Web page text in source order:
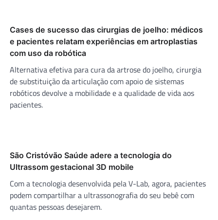
Cases de sucesso das cirurgias de joelho: médicos
e pacientes relatam experiências em artroplastias
com uso da robótica
Alternativa efetiva para cura da artrose do joelho, cirurgia
de substituição da articulação com apoio de sistemas
robóticos devolve a mobilidade e a qualidade de vida aos
pacientes.
São Cristóvão Saúde adere a tecnologia do
Ultrassom gestacional 3D mobile
Com a tecnologia desenvolvida pela V-Lab, agora, pacientes
podem compartilhar a ultrassonografia do seu bebê com
quantas pessoas desejarem.